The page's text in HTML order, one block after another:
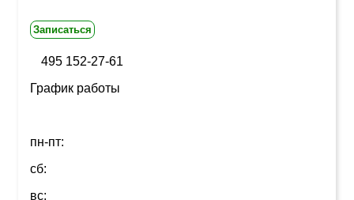
Записаться
495 152-27-61
График работы
пн-пт:
сб:
вс: